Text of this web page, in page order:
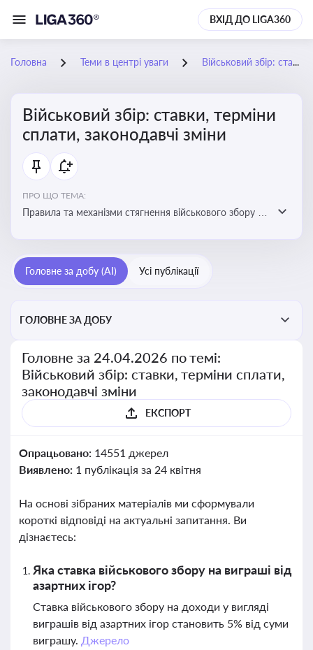
ВХІД ДО LIGA360
Головна Теми в центрі уваги Військовий збір: ставки, терміни сплати, законодавчі зміни
Військовий збір: ставки, терміни
сплати, законодавчі зміни
ПРО ЩО ТЕМА:
Правила та механізми стягнення військового збору з
Головне за добу (AI) Усі публікації
ГОЛОВНЕ ЗА ДОБУ
Головне за 24.04.2026 по темі:
Військовий збір: ставки, терміни сплати,
законодавчі зміни
ЕКСПОРТ
Опрацьовано: 14551 джерел
Виявлено: 1 публікація за 24 квітня
На основі зібраних матеріалів ми сформували
короткі відповіді на актуальні запитання. Ви
дізнаєтесь:
Яка ставка військового збору на виграші від
азартних ігор?
Ставка військового збору на доходи у вигляді
виграшів від азартних ігор становить 5% від суми
виграшу. Джерело